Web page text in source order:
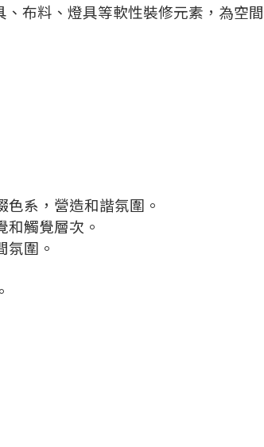
布料、燈具等軟性裝修元素，為空
色系，營造和諧氛圍。
和觸覺層次。
氛圍。